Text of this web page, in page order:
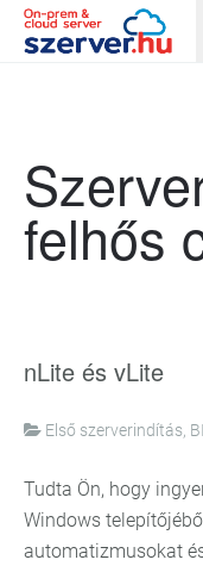
felhős
nLite és vLite
Első szerverindítás,
Tudta Ön, hogy
Windows
automatizmusokat